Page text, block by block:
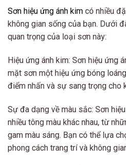
Sơn hiệu ứng ánh kim có nhiều
không gian sống của bạn. Dưới
quan trọng của loại sơn này:
Hiệu ứng ánh kim: Sơn hiệu ứng
mặt sơn một hiệu ứng bóng
điểm nhấn và sự sang trọng cho
Sự đa dạng về màu sắc: Sơn
nhiều tông màu khác nhau, từ
gam màu sáng. Bạn có thể lựa
phong cách trang trí và không